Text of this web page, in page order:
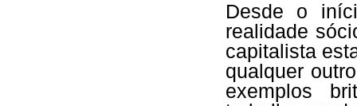
Desde o
realidade
capitalista
qualquer
exemplos